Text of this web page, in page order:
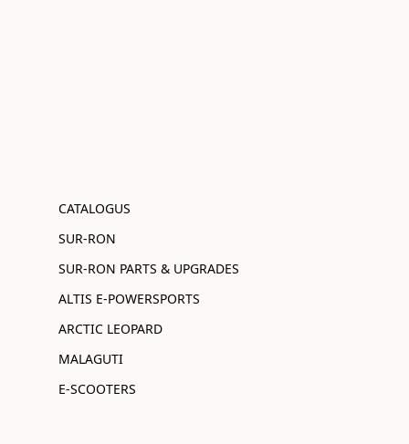
CATALOGUS
SUR-RON
SUR-RON PARTS & UPGRADES
ALTIS E-POWERSPORTS
ARCTIC LEOPARD
MALAGUTI
E-SCOOTERS